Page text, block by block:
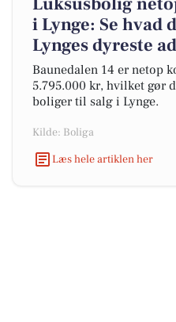
i Lynge: Se hvad
Lynges dyreste
Baunedalen 14 er netop
5.795.000 kr, hvilket gør
boliger til salg i Lynge.
Kilde: Boliga
Læs hele artiklen her